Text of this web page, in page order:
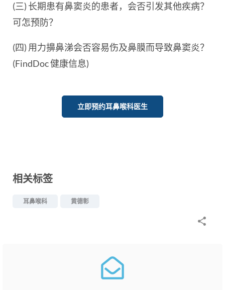
(三) 长期患有鼻窦炎的患者，会否引发其他疾病？
可怎预防？
(四) 用力擤鼻涕会否容易伤及鼻膜而导致鼻窦炎？
(FindDoc 健康信息)
立即预约耳鼻喉科医生
相关标签
耳鼻喉科 黄德彰